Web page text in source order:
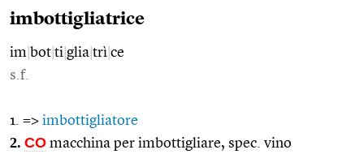
imbottigliatrice
im bot ti glia trì ce
s.f.
1. => imbottigliatore
2. CO macchina per imbottigliare, spec. vino